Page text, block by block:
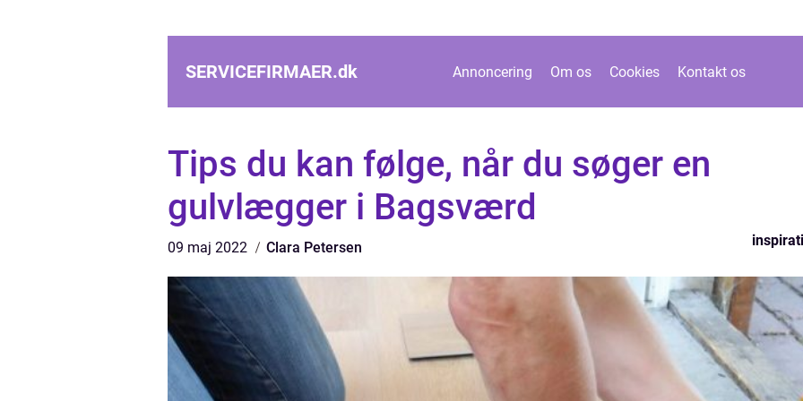
SERVICEFIRMAER.dk Annoncering Om os Cookies Kontakt os
Tips du kan følge, når du søger en
gulvlægger i Bagsværd
09 maj 2022 Clara Petersen